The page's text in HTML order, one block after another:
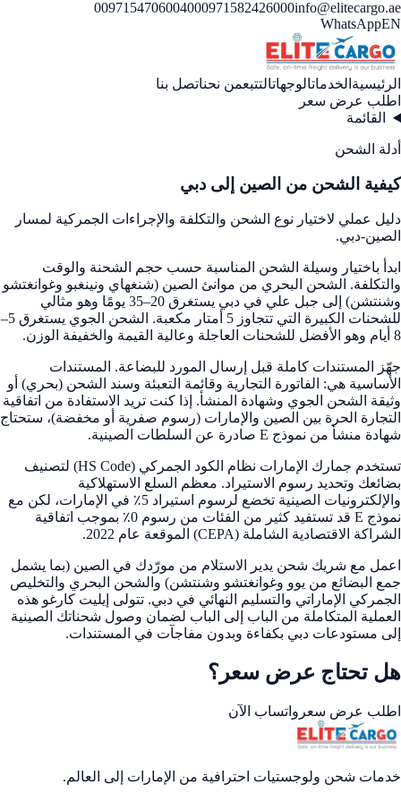
0097154706004000971582426000info@elitecargo.ae
WhatsAppEN
الرئيسية الخدماتالوجهاتالتتبعمن نحناتصل بنا
اطلب عرض سعر
القائمة
أدلة الشحن
كيفية الشحن من الصين إلى دبي
دليل عملي لاختيار نوع الشحن والتكلفة والإجراءات الجمركية لمسار
الصين-دبي.
ابدأ باختيار وسيلة الشحن المناسبة حسب حجم الشحنة والوقت
والتكلفة. الشحن البحري من موانئ الصين (شنغهاي ونينغبو وغوانغتشو
وشنتشن) إلى جبل علي في دبي يستغرق 20–35 يومًا وهو مثالي
للشحنات الكبيرة التي تتجاوز 5 أمتار مكعبة. الشحن الجوي يستغرق 5–
8 أيام وهو الأفضل للشحنات العاجلة وعالية القيمة والخفيفة الوزن.
جهّز المستندات كاملة قبل إرسال المورد للبضاعة. المستندات
الأساسية هي: الفاتورة التجارية وقائمة التعبئة وسند الشحن (بحري) أو
وثيقة الشحن الجوي وشهادة المنشأ. إذا كنت تريد الاستفادة من اتفاقية
التجارة الحرة بين الصين والإمارات (رسوم صفرية أو مخفضة)، ستحتاج
شهادة منشأ من نموذج E صادرة عن السلطات الصينية.
تستخدم جمارك الإمارات نظام الكود الجمركي (HS Code) لتصنيف
بضائعك وتحديد رسوم الاستيراد. معظم السلع الاستهلاكية
والإلكترونيات الصينية تخضع لرسوم استيراد 5٪ في الإمارات، لكن مع
نموذج E قد تستفيد كثير من الفئات من رسوم 0٪ بموجب اتفاقية
الشراكة الاقتصادية الشاملة (CEPA) الموقعة عام 2022.
اعمل مع شريك شحن يدير الاستلام من مورّدك في الصين (بما يشمل
جمع البضائع من يوو وغوانغتشو وشنتشن) والشحن البحري والتخليص
الجمركي الإماراتي والتسليم النهائي في دبي. تتولى إيليت كارغو هذه
العملية المتكاملة من الباب إلى الباب لضمان وصول شحناتك الصينية
إلى مستودعات دبي بكفاءة وبدون مفاجآت في المستندات.
هل تحتاج عرض سعر؟
اطلب عرض سعر واتساب الآن
خدمات شحن ولوجستيات احترافية من الإمارات إلى العالم.